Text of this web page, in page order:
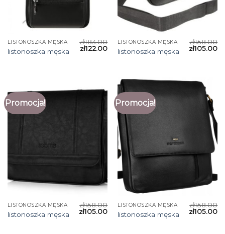
LISTONOSZKA MĘSKA
listonoszka męska
zł183.00
zł122.00
LISTONOSZKA MĘSKA
listonoszka męska
zł158.00
zł105.00
Promocja!
LISTONOSZKA MĘSKA
listonoszka męska
zł158.00
zł105.00
Promocja!
LISTONOSZKA MĘSKA
listonoszka męska
zł158.00
zł105.00